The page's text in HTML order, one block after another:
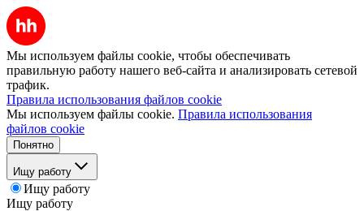
Мы используем файлы cookie, чтобы обеспечивать
правильную работу нашего веб-сайта и анализировать сетевой
трафик.
Правила использования файлов cookie
Мы используем файлы cookie. Правила использования
файлов cookie
Понятно
Ищу работу
Ищу работу
Ищу работу